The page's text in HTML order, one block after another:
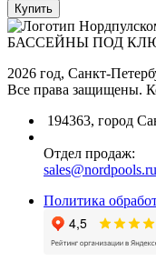
Купить
БАССЕЙНЫ ПОД
2026 год, Санкт-
Все права защищены.
194363, город
Отдел продаж:
sales@nordpools.ru
Политика